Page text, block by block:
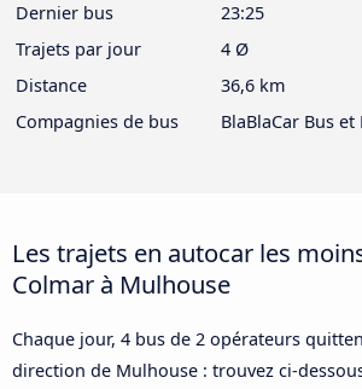
Dernier bus
23:25
Trajets par jour
4 Ø
Distance
36,6 km
Compagnies de bus
BlaBlaCar Bus et
Les trajets en autocar les
Colmar à Mulhouse
Chaque jour, 4 bus de 2 opérateurs
direction de Mulhouse : trouvez ci-